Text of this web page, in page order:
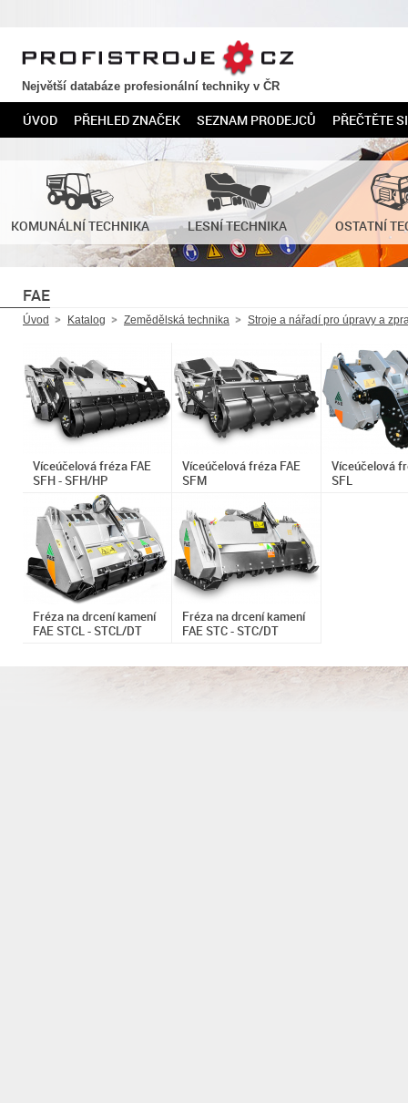
PROFISTROJE.CZ
Největší databáze profesionální techniky v ČR
ÚVOD PŘEHLED ZNAČEK SEZNAM PRODEJCŮ PŘEČTĚTE SI
KOMUNÁLNÍ TECHNIKA LESNÍ TECHNIKA OSTATNÍ
FAE
Úvod Katalog Zemědělská technika Stroje a nářadí pro úpravy a
Víceúčelová fréza FAE
SFH - SFH/HP
Víceúčelová fréza FAE
SFM
Víceúčelová
SFL
Fréza na drcení kamení
FAE STCL - STCL/DT
Fréza na drcení kamení
FAE STC - STC/DT